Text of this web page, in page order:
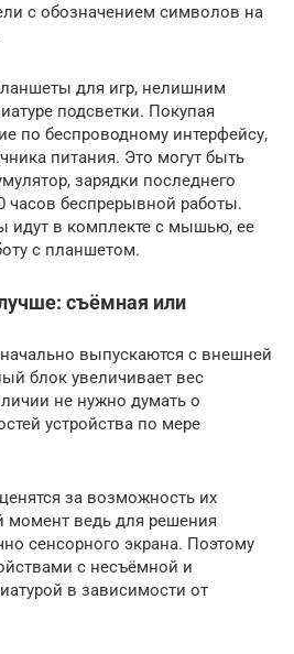
с обозначением символов на
для игр, нелишним
подсветки. Покупая
по беспроводному интерфейсу,
питания. Это могут быть
зарядки последнего
часов беспрерывной работы.
идут в комплекте с мышью, ее
с планшетом.
съёмная или
выпускаются с внешней
блок увеличивает вес
не нужно думать о
устройства по мере
за возможность их
момент ведь для решения
сенсорного экрана. Поэтому
с несъёмной и
в зависимости от